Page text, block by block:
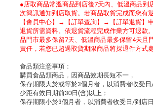
●店取商品常溫商品到店後7天內、低溫商品到
次簡訊通知到店取貨。若商品取貨完成而您有
【會員中心】→【訂單查詢】→【訂單退貨】
退貨所需資料。依退貨流程完成作業方可退款
品門市最多保留7天、低溫商品最多保留4天且
責任，若您已超過取貨期限商品將採退件方式處
食品類注意事項：
購買食品類商品，因商品效期長短不一，
保存期限大於或等於3個月者，以消費者收受
少距有效日期前30日(含)以上；
保存期限小於3個月者，以消費者收受日/到店